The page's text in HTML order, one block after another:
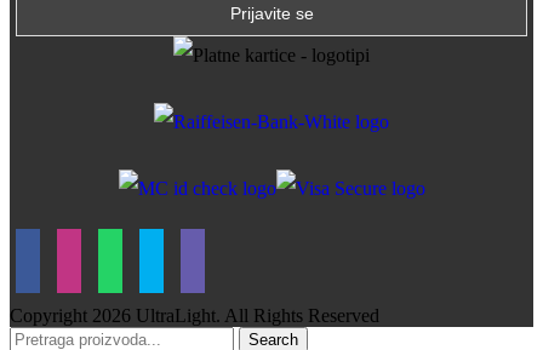
Copyright 2026 UltraLight. All Rights Reserved
Search